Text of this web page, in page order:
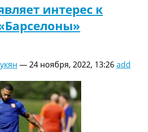
интерес к
—24 ноября, 2022, 13:26add